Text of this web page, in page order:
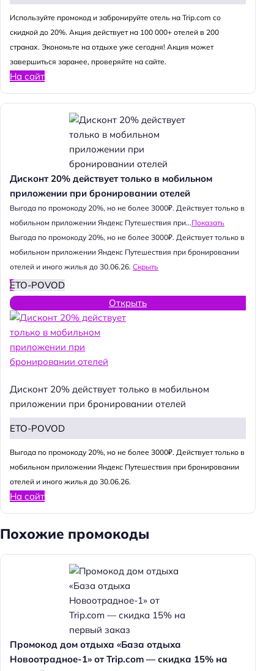
Используйте промокод и забронируйте отель на Trip.com со
скидкой до 20%. Акция действует на 100 000+ отелей в 200
странах. Экономьте на отдыхе уже сегодня! Акция может
завершиться заранее, проверяйте на сайте.
На сайт
Дисконт 20% действует только в мобильном
приложении при бронировании отелей
Выгода по промокоду 20%, но не более 3000₽. Действует только в
мобильном приложении Яндекс Путешествия при...Показать
Выгода по промокоду 20%, но не более 3000₽. Действует только в
мобильном приложении Яндекс Путешествия при бронировании
отелей и иного жилья до 30.06.26. Скрыть
ETO-POVOD
Открыть
Дисконт 20% действует только в мобильном
приложении при бронировании отелей
ETO-POVOD
Выгода по промокоду 20%, но не более 3000₽. Действует только в
мобильном приложении Яндекс Путешествия при бронировании
отелей и иного жилья до 30.06.26.
На сайт
Похожие промокоды
Промокод дом отдыха «База отдыха
Новоотрадное-1» от Trip.com — скидка 15% на